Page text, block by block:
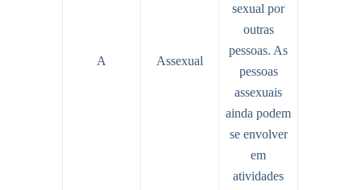
A Assexual
sexual por
outras
pessoas. As
pessoas
assexuais
ainda podem
se envolver
em
atividades